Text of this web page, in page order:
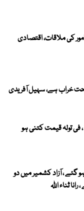
کی ملاقات، اقتصادی
خراب ہے، سہیل آفریدی
فی تولہ قیمت کتنی ہو
گئے ، آزاد کشمیر میں دو
ثناء اللہ